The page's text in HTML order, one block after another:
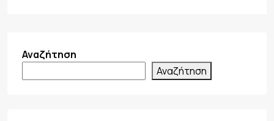
Αναζήτηση
Αναζήτηση